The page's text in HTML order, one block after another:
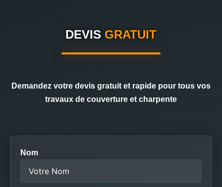
DEVIS GRATUIT
Demandez votre devis gratuit et rapide pour tous vos
travaux de couverture et charpente
Nom